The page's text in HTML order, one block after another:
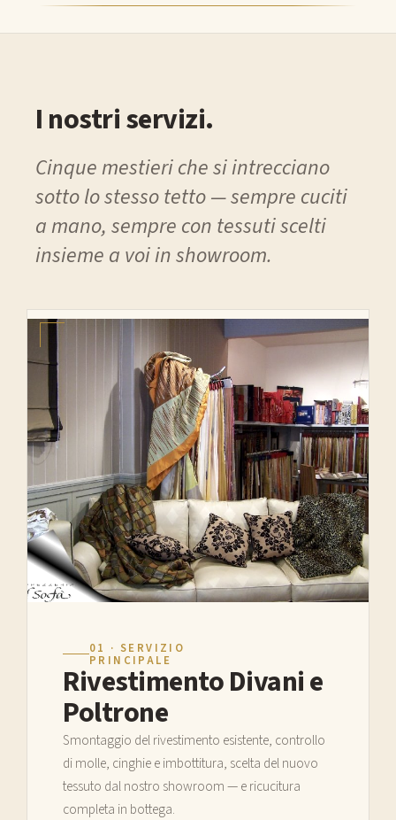
I nostri servizi.
Cinque mestieri che si intrecciano
sotto lo stesso tetto — sempre cuciti
a mano, sempre con tessuti scelti
insieme a voi in showroom.
01 · SERVIZIO
PRINCIPALE
Rivestimento Divani e
Poltrone
Smontaggio del rivestimento esistente, controllo
di molle, cinghie e imbottitura, scelta del nuovo
tessuto dal nostro showroom — e ricucitura
completa in bottega.